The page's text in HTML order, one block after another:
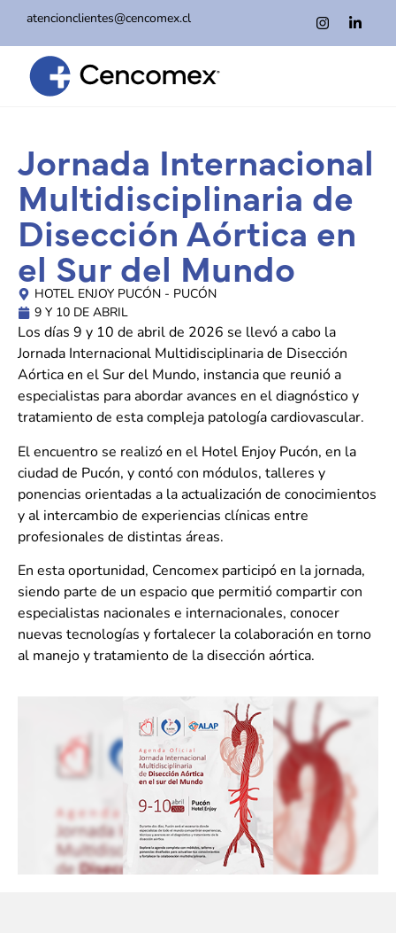
atencionclientes@cencomex.cl
Jornada Internacional
Multidisciplinaria de
Disección Aórtica en
el Sur del Mundo
HOTEL ENJOY PUCÓN - PUCÓN
9 Y 10 DE ABRIL
Los días 9 y 10 de abril de 2026 se llevó a cabo la
Jornada Internacional Multidisciplinaria de Disección
Aórtica en el Sur del Mundo, instancia que reunió a
especialistas para abordar avances en el diagnóstico y
tratamiento de esta compleja patología cardiovascular.
El encuentro se realizó en el Hotel Enjoy Pucón, en la
ciudad de Pucón, y contó con módulos, talleres y
ponencias orientadas a la actualización de conocimientos
y al intercambio de experiencias clínicas entre
profesionales de distintas áreas.
En esta oportunidad, Cencomex participó en la jornada,
siendo parte de un espacio que permitió compartir con
especialistas nacionales e internacionales, conocer
nuevas tecnologías y fortalecer la colaboración en torno
al manejo y tratamiento de la disección aórtica.